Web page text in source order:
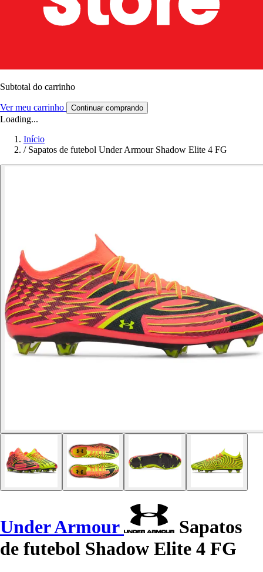
Subtotal do carrinho
Ver meu carrinho Continuar comprando
Loading...
Início
/ Sapatos de futebol Under Armour Shadow Elite 4 FG
Under Armour
Sapatos
de futebol Shadow Elite 4 FG